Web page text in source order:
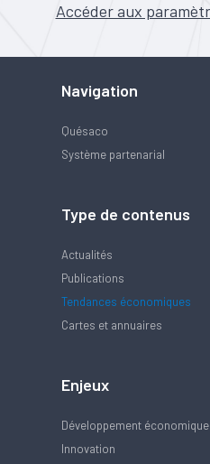
Accéder aux
Navigation
Quésaco
Système partenarial
Type de contenus
Actualités
Publications
Tendances économiques
Cartes et annuaires
Enjeux
Développement économique
Innovation